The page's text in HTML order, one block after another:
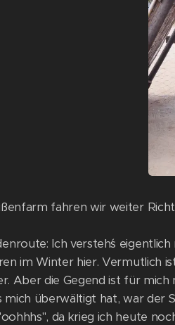
fahren wir weiter
Ich versteh´s eigentlich
im Winter hier. Vermutlich
Aber die Gegend ist für
mich überwältigt hat, war der
da krieg ich heute